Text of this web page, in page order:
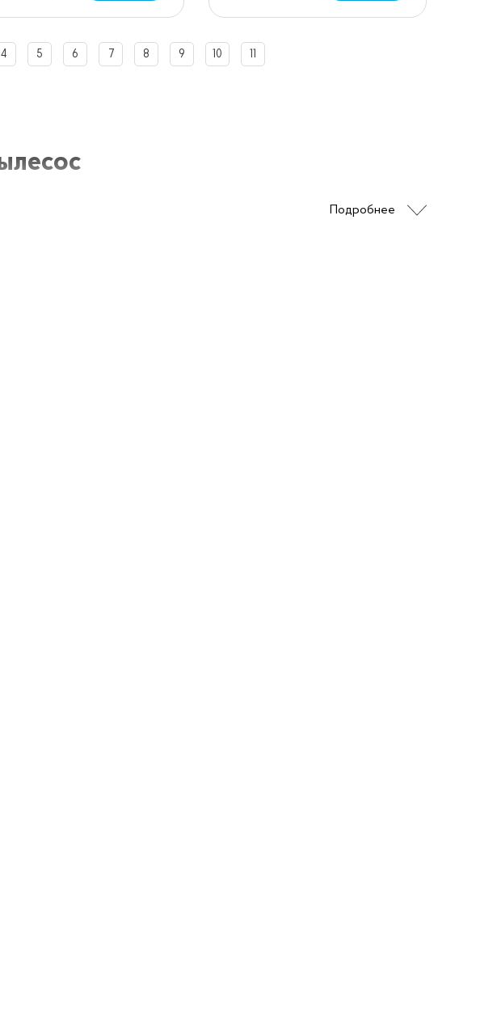
4 5 6 7 8 9 10
Подробнее
сочетающее в себе функции обычного пылесоса и